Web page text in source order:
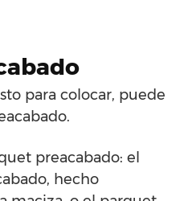
para colocar, puede
preacabado: el
hecho